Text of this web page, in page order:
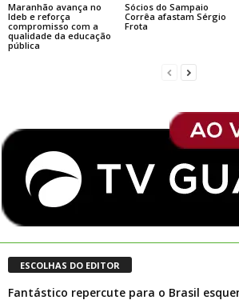
Maranhão avança no
Ideb e reforça
compromisso com a
qualidade da educação
pública
Sócios do Sampaio
Corrêa afastam Sérgio
Frota
ESCOLHAS DO EDITOR
Fantástico repercute para o Brasil